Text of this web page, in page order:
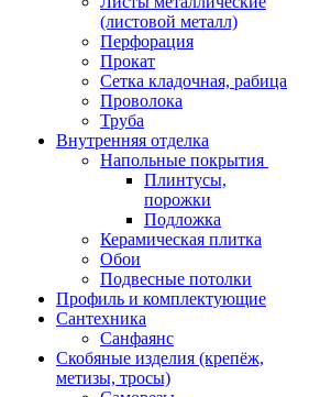
(листовой металл)
Перфорация
Прокат
Сетка кладочная, рабица
Проволока
Труба
Внутренняя отделка
Напольные покрытия
Плинтусы,
порожки
Подложка
Керамическая плитка
Обои
Подвесные потолки
Профиль и комплектующие
Сантехника
Санфаянс
Скобяные изделия (крепёж,
метизы, тросы)